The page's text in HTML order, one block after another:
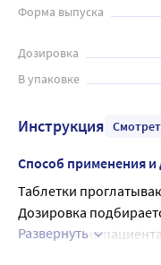
Форма выпуска
Дозировка
В упаковке
Инструкция
Способ применения и
Таблетки
Дозировка
от состояния
Развернуть